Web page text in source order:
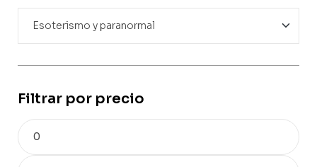
Filtrar por precio